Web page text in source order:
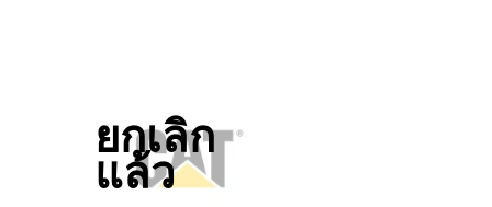
ยกเลิก
แล้ว